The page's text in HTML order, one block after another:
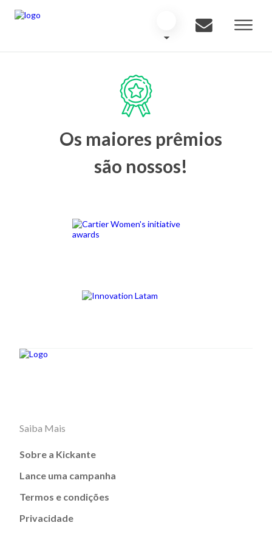
Os maiores prêmios
são nossos!
Saiba Mais
Sobre a Kickante
Lance uma campanha
Termos e condições
Privacidade